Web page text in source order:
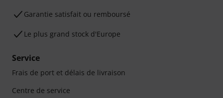
Garantie satisfait ou remboursé
Le plus grand stock d'Europe
Service
Frais de port et délais de livraison
Centre de service